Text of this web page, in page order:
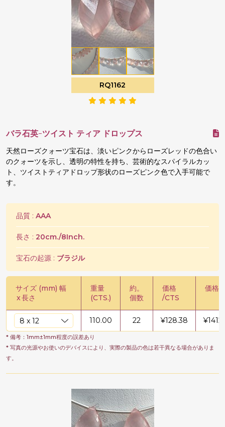
RQ1162
バラ石英-ツイスト ティア ドロップス
天然ローズクォーツ宝石は、淡いピンクからローズレッドの色合い
のクォーツを示し、透明の特性を持ち、芸術的なスパイラルカッ
ト、ツイストティアドロップ形状のローズピンク色で入手可能で
す。
品質 : AAA
長さ : 20cm./8Inch.
宝石の起源 : ブラジル
サイズ (mm) 幅
x長さ
重量
(CTS.)
約。
個数
価格
/CTS
価格 /
110.00 22 ¥128.38 ¥
* 備考：1mm±1mm程度の誤差あり
* 写真の光源やお使いのデバイスにより、実際の製品の色は若干異なる場合がありま
す。